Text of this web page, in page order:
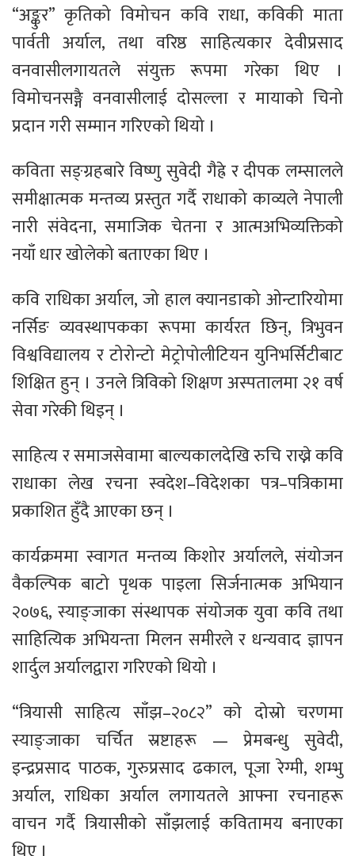
“अङ्कुर” कृतिको विमोचन कवि राधा, कविकी माता
पार्वती अर्याल, तथा वरिष्ठ साहित्यकार देवीप्रसाद
वनवासीलगायतले संयुक्त रूपमा गरेका थिए ।
विमोचनसङ्गै वनवासीलाई दोसल्ला र मायाको चिनो
प्रदान गरी सम्मान गरिएको थियो ।
कविता सङ्ग्रहबारे विष्णु सुवेदी गैह्रे र दीपक लम्सालले
समीक्षात्मक मन्तव्य प्रस्तुत गर्दै राधाको काव्यले नेपाली
नारी संवेदना, समाजिक चेतना र आत्मअभिव्यक्तिको
नयाँ धार खोलेको बताएका थिए ।
कवि राधिका अर्याल, जो हाल क्यानडाको ओन्टारियोमा
नर्सिङ व्यवस्थापकका रूपमा कार्यरत छिन्, त्रिभुवन
विश्वविद्यालय र टोरोन्टो मेट्रोपोलीटियन युनिभर्सिटीबाट
शिक्षित हुन् । उनले त्रिविको शिक्षण अस्पतालमा २१ वर्ष
सेवा गरेकी थिइन् ।
साहित्य र समाजसेवामा बाल्यकालदेखि रुचि राख्ने कवि
राधाका लेख रचना स्वदेश–विदेशका पत्र–पत्रिकामा
प्रकाशित हुँदै आएका छन् ।
कार्यक्रममा स्वागत मन्तव्य किशोर अर्यालले, संयोजन
वैकल्पिक बाटो पृथक पाइला सिर्जनात्मक अभियान
२०७६, स्याङ्जाका संस्थापक संयोजक युवा कवि तथा
साहित्यिक अभियन्ता मिलन समीरले र धन्यवाद ज्ञापन
शार्दुल अर्यालद्वारा गरिएको थियो ।
“त्रियासी साहित्य साँझ–२०८२” को दोस्रो चरणमा
स्याङ्जाका चर्चित स्रष्टाहरू — प्रेमबन्धु सुवेदी,
इन्द्रप्रसाद पाठक, गुरुप्रसाद ढकाल, पूजा रेग्मी, शम्भु
अर्याल, राधिका अर्याल लगायतले आफ्ना रचनाहरू
वाचन गर्दै त्रियासीको साँझलाई कवितामय बनाएका